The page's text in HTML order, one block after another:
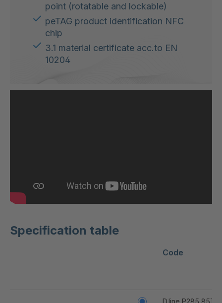
point (rotatable and lockable)
peTAG product identification NFC
chip
3.1 material certificate acc.to EN
10204
Specification table
Code